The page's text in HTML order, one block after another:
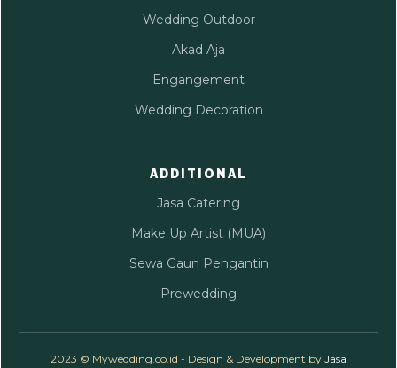
Wedding Outdoor
Akad Aja
Engangement
Wedding Decoration
ADDITIONAL
Jasa Catering
Make Up Artist (MUA)
Sewa Gaun Pengantin
Prewedding
2023 © Mywedding.co.id - Design & Development by Jasa